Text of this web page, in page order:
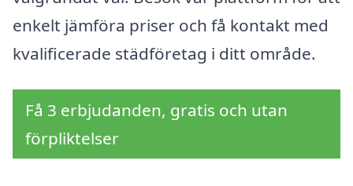
enkelt jämföra priser och få kontakt med
kvalificerade städföretag i ditt område.
Få 3 erbjudanden, gratis och utan
förpliktelser